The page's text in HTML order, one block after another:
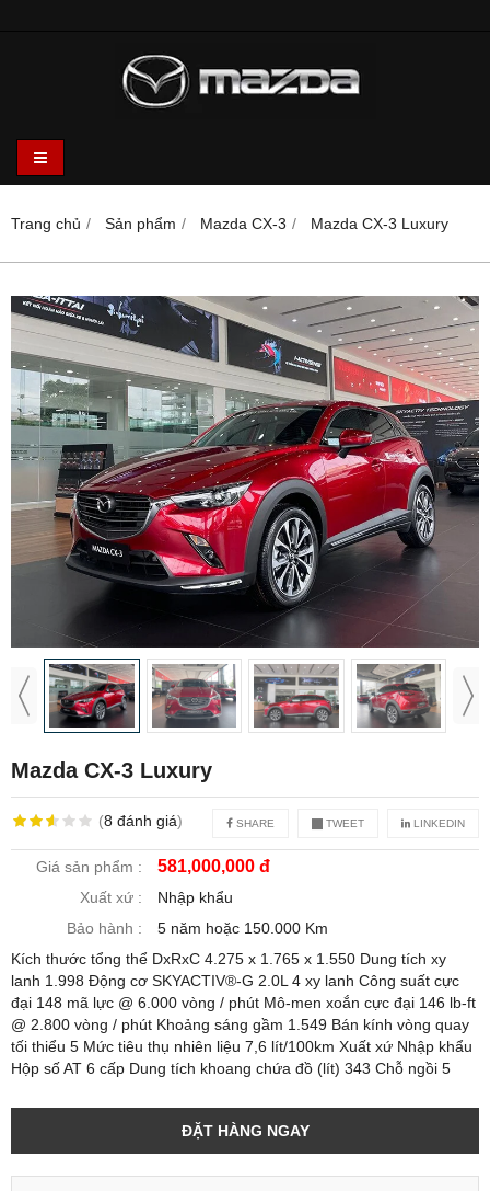
Trang chủ Sản phẩm Mazda CX-3 Mazda CX-3 Luxury
Mazda CX-3 Luxury
(8 đánh giá) SHARE TWEET LINKEDIN
Giá sản phẩm : 581,000,000 đ
Xuất xứ :
Nhập khẩu
Bảo hành :
5 năm hoặc 150.000 Km
Kích thước tổng thể DxRxC 4.275 x 1.765 x 1.550 Dung tích xy
lanh 1.998 Động cơ SKYACTIV®-G 2.0L 4 xy lanh Công suất cực
đại 148 mã lực @ 6.000 vòng / phút Mô-men xoắn cực đại 146 lb-ft
@ 2.800 vòng / phút Khoảng sáng gầm 1.549 Bán kính vòng quay
tối thiểu 5 Mức tiêu thụ nhiên liệu 7,6 lít/100km Xuất xứ Nhập khẩu
Hộp số AT 6 cấp Dung tích khoang chứa đồ (lít) 343 Chỗ ngồi 5
ĐẶT HÀNG NGAY